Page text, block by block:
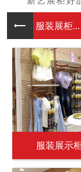
服装展柜...
服装展示